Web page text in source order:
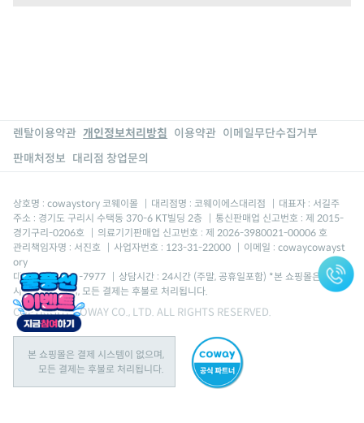
렌탈이용약관 개인정보처리방침 이용약관 이메일무단수집거부
판매처정보 대리점 창업문의
상호명 : cowaystory 코웨이몰 | 대리점명 : 코웨이에스대리점 | 대표자 : 서길주
주소 : 경기도 구리시 수택동 370-6 KT빌딩 2층
| 통신판매업 신고번호 : 제 2015-
경기구리-0206호
| 의료기기판매업 신고번호 : 제 2026-3980021-00006 호
관리책임자명 : 서진호
| 사업자번호 : 123-31-22000 | 이메일 : cowaycowayst
ory
대표번호 : 1670-7977 | 상담시간 : 24시간 (주말, 공휴일포함) *본 쇼핑몰은 결제
시스템이 없으며, 모든 결제는 후불로 처리됩니다.
COPYRIGHT COWAY CO., LTD. ALL RIGHTS RESERVED.
본 쇼핑몰은 결제 시스템이 없으며,
모든 결제는 후불로 처리됩니다.